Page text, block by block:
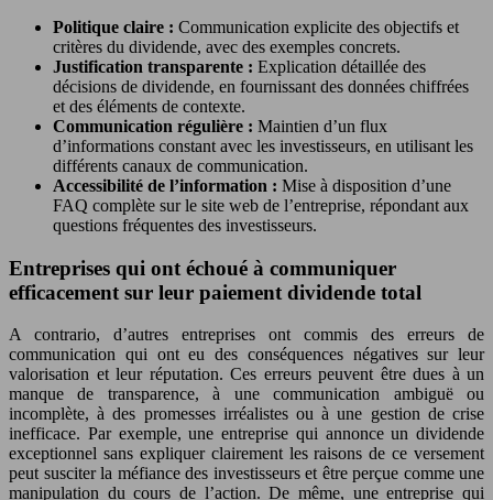
Politique claire : Communication explicite des objectifs et
critères du dividende, avec des exemples concrets.
Justification transparente : Explication détaillée des
décisions de dividende, en fournissant des données chiffrées
et des éléments de contexte.
Communication régulière : Maintien d’un flux
d’informations constant avec les investisseurs, en utilisant les
différents canaux de communication.
Accessibilité de l’information : Mise à disposition d’une
FAQ complète sur le site web de l’entreprise, répondant aux
questions fréquentes des investisseurs.
Entreprises qui ont échoué à communiquer
efficacement sur leur paiement dividende total
A contrario, d’autres entreprises ont commis des erreurs de
communication qui ont eu des conséquences négatives sur leur
valorisation et leur réputation. Ces erreurs peuvent être dues à un
manque de transparence, à une communication ambiguë ou
incomplète, à des promesses irréalistes ou à une gestion de crise
inefficace. Par exemple, une entreprise qui annonce un dividende
exceptionnel sans expliquer clairement les raisons de ce versement
peut susciter la méfiance des investisseurs et être perçue comme une
manipulation du cours de l’action. De même, une entreprise qui